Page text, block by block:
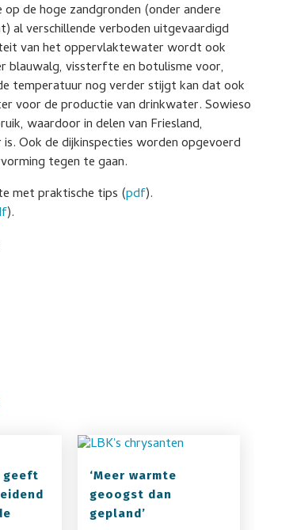
de hoge zandgronden (onder andere
al verschillende verboden uitgevaardigd
van het oppervlaktewater wordt ook
blauwalg, vissterfte en botulisme voor,
temperatuur nog verder stijgt kan dat ook
voor de productie van drinkwater. Sowieso
waardoor in delen van Friesland,
Ook de dijkinspecties worden opgevoerd
tegen te gaan.
met praktische tips (pdf).
).
geeft
‘Meer warmte
geoogst dan
gepland’